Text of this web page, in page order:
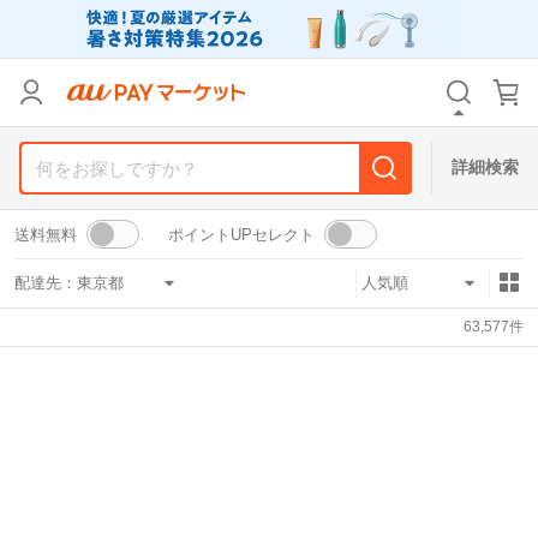
詳細検索
送料無料 ポイントUPセレクト
配達先：
63,577件
カテゴリ すべて
すべて
支払い方法 すべて
その他の条件
カテゴリ すべて
すべて
支払い方法 すべて
その他の条件